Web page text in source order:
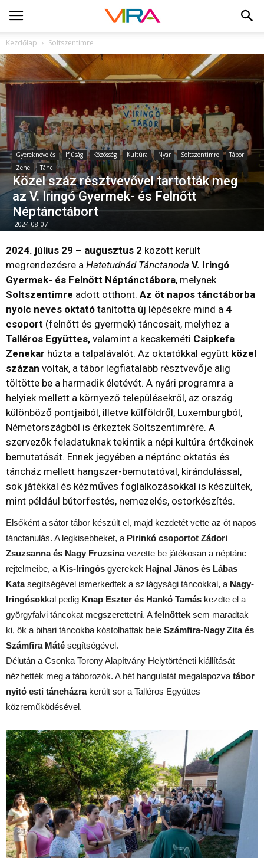
Kezdőlap Soltszentimre
Gyereknevelés Ifjúság Közösség Kultúra Nyár Soltszentimre
Tábor
Zene
Tánc
Közel száz résztvevővel tartották meg
az V. Iringó Gyermek- és Felnőtt
Néptánctábort
2024-08-07
2024. július 29 – augusztus 2 között került
megrendezésre a Hatetudnád Tánctanoda V. Iringó
Gyermek- és Felnőtt Néptánctábora, melynek
Soltszentimre adott otthont. Az öt napos tánctáborba
nyolc neves oktató tanította új lépésekre mind a 4
csoport (felnőtt és gyermek) táncosait, melyhez a
Talléros Együttes, valamint a kecskeméti Csipkefa
Zenekar húzta a talpalávalót. Az oktatókkal együtt közel
százan voltak, a tábor legfiatalabb résztvevője alig
töltötte be a harmadik életévét. A nyári programra a
helyiek mellett a környező településekről, az ország
különböző pontjaiból, illetve külföldről, Luxemburgból,
Németországból is érkeztek Soltszentimrére. A
szervezők feladatuknak tekintik a népi kultúra értékeinek
bemutatását. Ennek jegyében a néptánc oktatás és
táncház mellett hangszer-bemutatóval, kirándulással,
sok játékkal és kézműves foglalkozásokkal is készültek,
mint például bútorfestés, nemezelés, ostorkészítés.
Elsőként a sátor tábor készült el, majd kezdetét vette az öt napos
tánctanulás. A legkisebbeket, a Pirinkó csoportot Zádori
Zsuzsannaés Nagy Fruzsinavezette be játékosan a néptánc
rejtelmeibe, a Kis-Iringós gyerekek Hajnal János és Lábas
Kata segítségével ismerkedtek a szilágysági táncokkal, a Nagy-
Iringósokkal pedig Knap Eszter és Hankó Tamás kezdte el a
györgyfalvi táncokat megszerettetni. Afelnőttek sem maradtak
ki, ők a bihari táncokba kóstolhattak bele Számfira-Nagy Zitaés
Számfira Máté segítségével.
Délután a Csonka Torony Alapítvány Helytörténeti kiállítását
nézhették meg a táborozók. A hét hangulatát megalapozva tábor
nyitó esti táncházrakerült sor a Talléros Együttes
közreműködésével.